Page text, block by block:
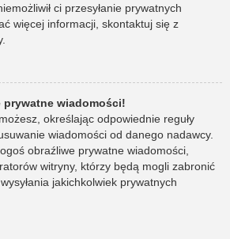
ci przesyłanie prywatnych
więcej informacji, skontaktuj się z
wiadomości!
określając odpowiednie reguły
wiadomości od danego nadawcy.
obraźliwe prywatne wiadomości,
witryny, którzy będą mogli zabronić
jakichkolwiek prywatnych